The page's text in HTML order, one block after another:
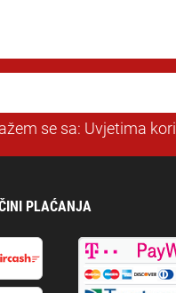
se sa: Uvjetima
PLAĆANJA